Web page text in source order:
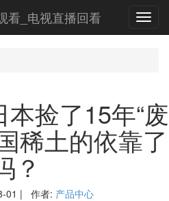
看_电视直播回看
捡了15年“废
稀土的依靠了
？
01 | 作者: 产品中心